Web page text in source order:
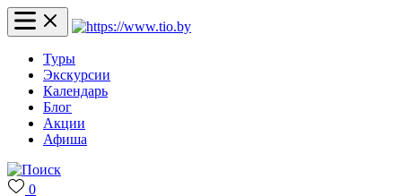
Туры
Экскурсии
Календарь
Блог
Акции
Афиша
0